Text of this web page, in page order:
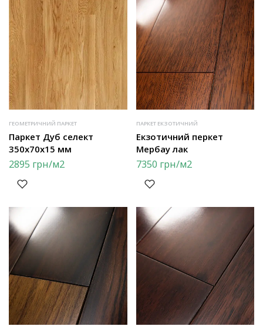
ГЕОМЕТРИЧНИЙ ПАРКЕТ
Паркет Дуб селект
350х70х15 мм
2895 грн/м2
ПАРКЕТ ЕКЗОТИЧНИЙ
Екзотичний перкет
Мербау лак
7350 грн/м2